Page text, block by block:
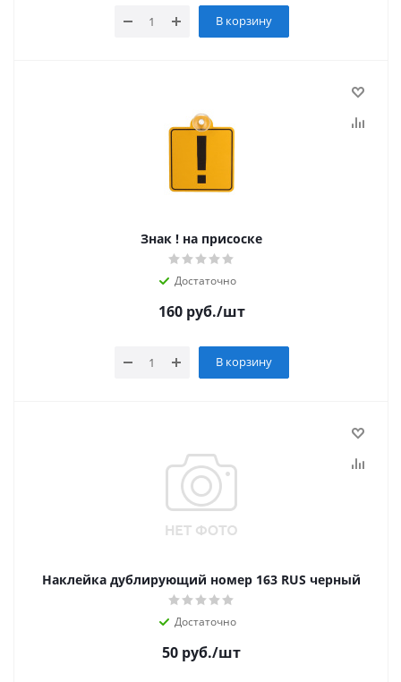
В корзину
Знак ! на присоске
Достаточно
160руб./шт
В корзину
Наклейка дублирующий номер 163 RUS черный
Достаточно
50 руб./шт